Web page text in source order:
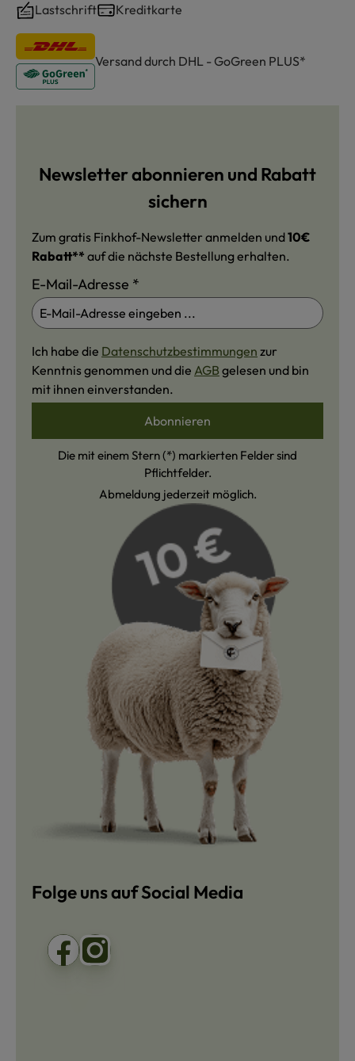
Lastschrift
Kreditkarte
Versand durch DHL - GoGreen PLUS*
Newsletter abonnieren und Rabatt
sichern
Zum gratis Finkhof-Newsletter anmelden und10€
Rabatt** auf die nächste Bestellung erhalten.
E-Mail-Adresse *
Ich habe die Datenschutzbestimmungen zur
Kenntnis genommen und die AGB gelesen und bin
mit ihnen einverstanden.
Abonnieren
Die mit einem Stern (*) markierten Felder sind
Pflichtfelder.
Abmeldung jederzeit möglich.
Folge uns auf Social Media